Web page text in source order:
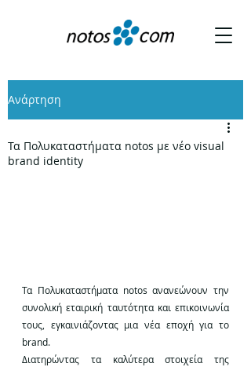
Ανάρτηση
Τα Πολυκαταστήματα notos με νέο visual
brand identity
Τα Πολυκαταστήματα notos ανανεώνουν την
συνολική εταιρική ταυτότητα και επικοινωνία
τους, εγκαινιάζοντας μια νέα εποχή για το
brand.
Διατηρώντας τα καλύτερα στοιχεία της